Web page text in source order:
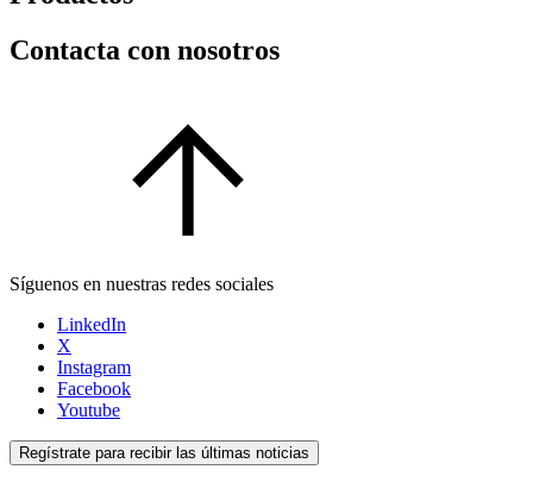
Contacta con nosotros
Síguenos en nuestras redes sociales
LinkedIn
X
Instagram
Facebook
Youtube
Regístrate para recibir las últimas noticias